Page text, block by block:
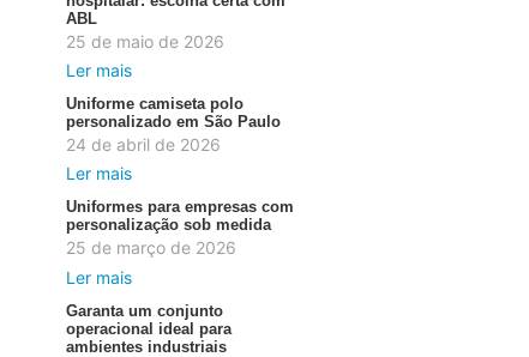
ABL
25 de maio de 2026
Ler mais
Uniforme camiseta polo
personalizado em São Paulo
24 de abril de 2026
Ler mais
Uniformes para empresas com
personalização sob medida
25 de março de 2026
Ler mais
Garanta um conjunto
operacional ideal para
ambientes industriais